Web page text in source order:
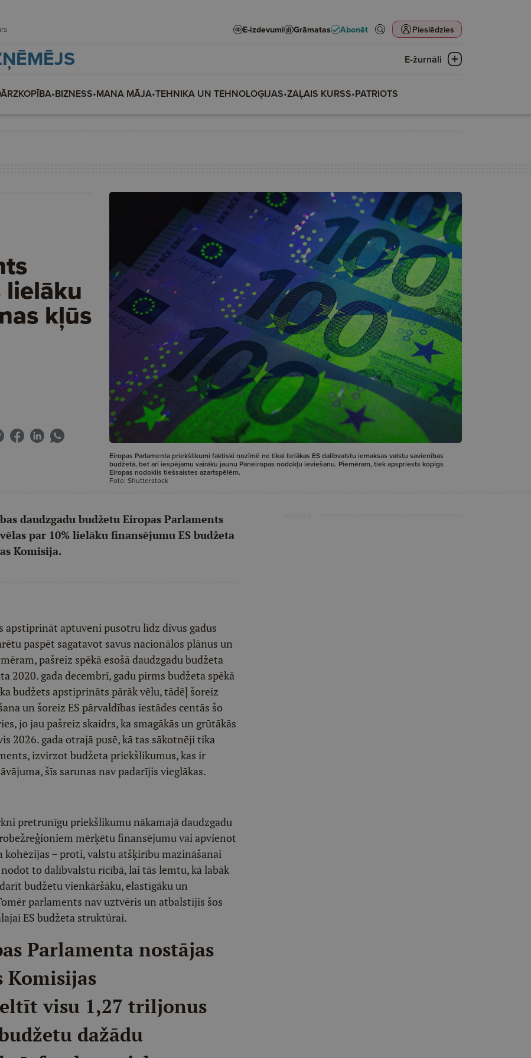
E-izdevumi Grāmatas Abonēt Pieslēdzies
E-žurnāli
•BIZNESS•MANA MĀJA•TEHNIKA UN TEHNOLOĢIJAS•ZAĻAIS KURSS•PATRIOTS
lielāku
kļūs
Eiropas Parlamenta priekšlikumi faktiski nozīmē ne tikai lielākas ES dalībvalstu iemaksas valstu savienības
budžetā, bet arī iespējamu vairāku jaunu Paneiropas nodokļu ieviešanu. Piemēram, tiek apspriests kopīgs
Eiropas nodoklis tiešsaistes azartspēlēm.
Foto: Shutterstock
daudzgadu budžetu Eiropas Parlaments
par 10% lielāku finansējumu ES budžeta
Komisija.
apstiprināt aptuveni pusotru līdz divus gadus
paspēt sagatavot savus nacionālos plānus un
pašreiz spēkā esošā daudzgadu budžeta
2020. gada decembrī, gadu pirms budžeta spēkā
budžets apstiprināts pārāk vēlu, tādēļ šoreiz
un šoreiz ES pārvaldības iestādes centās šo
jo jau pašreiz skaidrs, ka smagākās un grūtākās
2026. gada otrajā pusē, kā tas sākotnēji tika
izvirzot budžeta priekšlikumus, kas ir
šīs sarunas nav padarījis vieglākas.
pretrunīgu priekšlikumu nākamajā daudzgadu
mērķētu finansējumu vai apvienot
– proti, valstu atšķirību mazināšanai
to dalībvalstu rīcībā, lai tās lemtu, kā labāk
budžetu vienkāršāku, elastīgāku un
parlaments nav uztvēris un atbalstījis šos
ES budžeta struktūrai.
Parlamenta nostājas
Komisijas
visu 1,27 triljonus
dažādu